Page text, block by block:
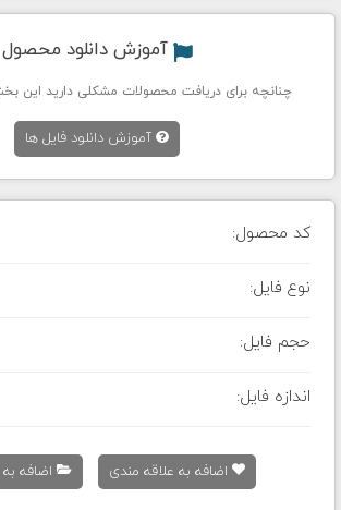
آموزش دانلود محصول
چنانچه برای دریافت محصولات مشکلی دارید این
آموزش دانلود فایل ها
کد محصول:
نوع فایل:
حجم فایل:
اندازه فایل:
اضافه به علاقه مندی اضافه